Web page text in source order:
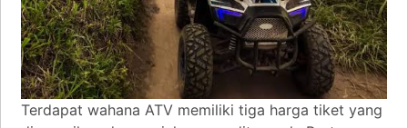
Terdapat wahana ATV memiliki tiga harga tiket yang